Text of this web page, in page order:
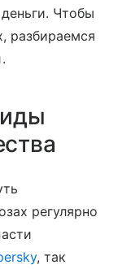
Чтобы
разбираемся
регулярно
, так